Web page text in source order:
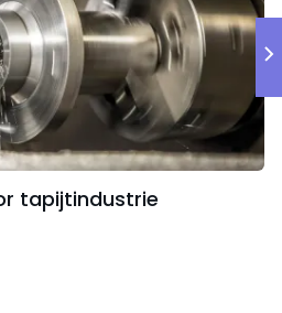
tapijtindustrie